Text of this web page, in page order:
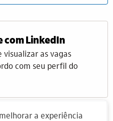
com LinkedIn
visualizar as vagas
com seu perfil do
a experiência